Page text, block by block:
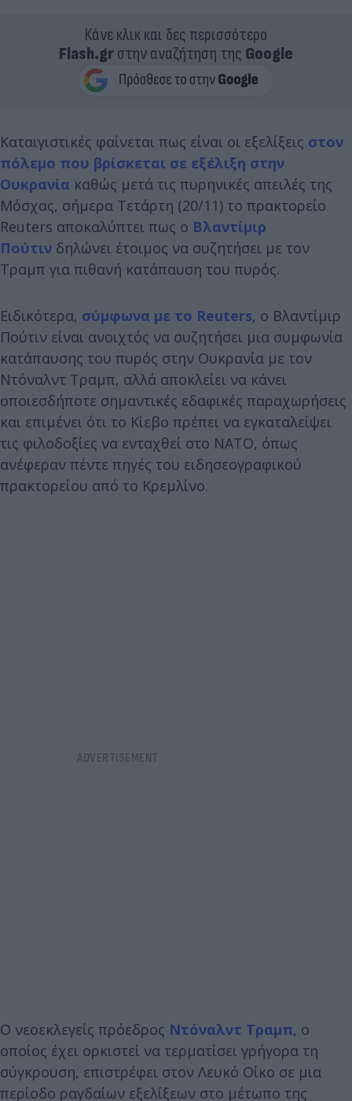
Κάνε κλικ και δες περισσότερο
Flash.grστην αναζήτηση της Google
Καταιγιστικές φαίνεται πως είναι οι εξελίξεις στον
πόλεμο που βρίσκεται σε εξέλιξη στην
Ουκρανία καθώς μετά τις πυρηνικές απειλές της
Μόσχας, σήμερα Τετάρτη (20/11) το πρακτορείο
Reuters αποκαλύπτει πως ο Βλαντίμιρ
Πούτιν δηλώνει έτοιμος να συζητήσει με τον
Τραμπ για πιθανή κατάπαυση του πυρός.
Ειδικότερα, σύμφωνα με το Reuters, ο Βλαντίμιρ
Πούτιν είναι ανοιχτός να συζητήσει μια συμφωνία
κατάπαυσης του πυρός στην Ουκρανία με τον
Ντόναλντ Τραμπ, αλλά αποκλείει να κάνει
οποιεσδήποτε σημαντικές εδαφικές παραχωρήσεις
και επιμένει ότι το Κίεβο πρέπει να εγκαταλείψει
τις φιλοδοξίες να ενταχθεί στο ΝΑΤΟ, όπως
ανέφεραν πέντε πηγές του ειδησεογραφικού
πρακτορείου από το Κρεμλίνο.
Ο νεοεκλεγείς πρόεδρος Ντόναλντ Τραμπ, ο
οποίος έχει ορκιστεί να τερματίσει γρήγορα τη
σύγκρουση, επιστρέφει στον Λευκό Οίκο σε μια
περίοδο ραγδαίων εξελίξεων στο μέτωπο της